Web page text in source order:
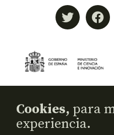
Cookies, para
experiencia.